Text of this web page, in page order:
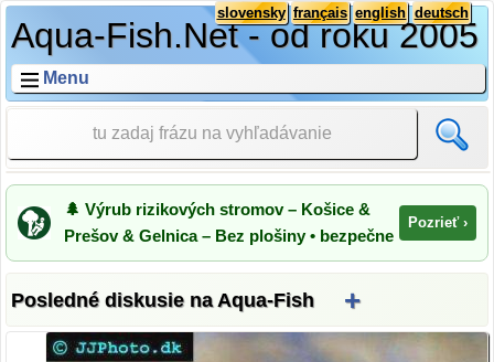
Aqua-Fish.Net - od roku 2005
deutsch
english
français
slovensky
Menu
🌲 Výrub rizikových stromov – Košice &
Prešov & Gelnica – Bez plošiny • bezpečne
Pozrieť ›
Posledné diskusie na Aqua-Fish +